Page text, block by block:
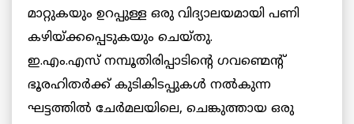
മാറ്റുകയും ഉറപ്പുള്ള ഒരു വിദ്യാലയമായി പണി
കഴിയ്ക്കപ്പെടുകയും ചെയ്തു.
ഇ.എം.എസ് നമ്പൂതിരിപ്പാടിന്റെ ഗവണ്മെന്റ്
ഭൂരഹിതര്‍ക്ക് കുടികിടപ്പുകള്‍ നല്‍കുന്ന
ഘട്ടത്തില്‍ ചേര്‍മലയിലെ, ചെങ്കുത്തായ ഒരു